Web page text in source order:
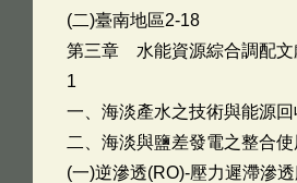
(二)臺南地區2-18
第三章 水能資源綜合調配文
1
一、海淡產水之技術與能源回
二、海淡與鹽差發電之整合
(一)逆滲透(RO)-壓力遲滯滲